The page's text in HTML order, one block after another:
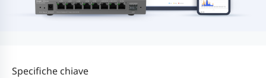
Specifiche chiave